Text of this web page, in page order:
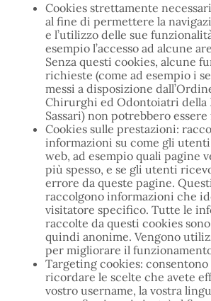
Cookies strettamente
al fine di permettere la
e l’utilizzo delle sue
esempio l’accesso ad alcune
Senza questi cookies, alcune
richieste (come ad esempio i
messi a disposizione
Chirurghi ed Odontoiatri della
Sassari) non potrebbero
Cookies sulle prestazioni:
informazioni su come gli
web, ad esempio quali pagine
più spesso, e se gli utenti
errore da queste pagine.
raccolgono informazioni che
visitatore specifico. Tutte le
raccolte da questi cookies
quindi anonime. Vengono
per migliorare il
Targeting cookies: consentono
ricordare le scelte che avete
vostro username, la vostra